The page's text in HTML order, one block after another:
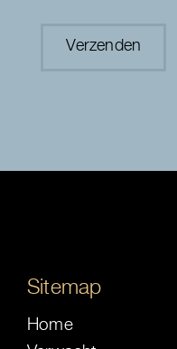
Sitemap
Home